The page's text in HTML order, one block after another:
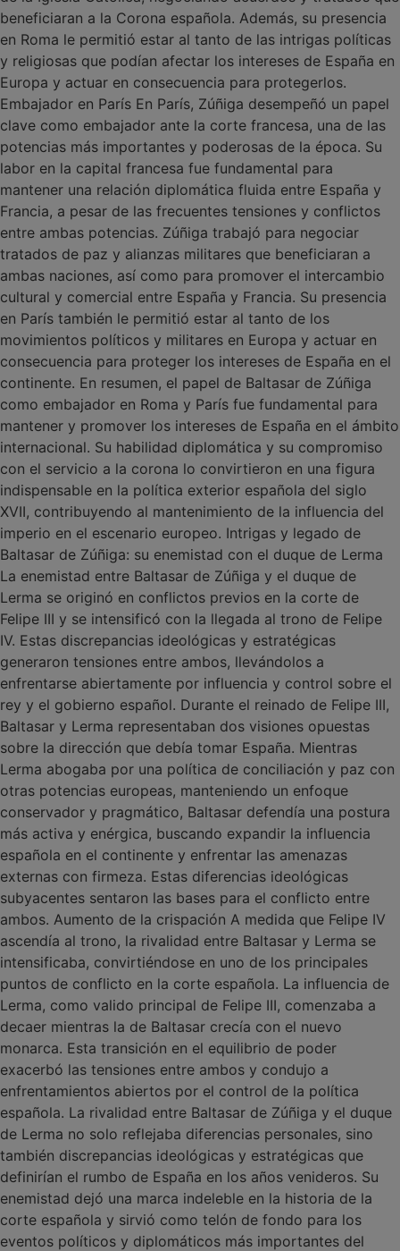
beneficiaran a la Corona española. Además, su presencia
en Roma le permitió estar al tanto de las intrigas políticas
y religiosas que podían afectar los intereses de España en
Europa y actuar en consecuencia para protegerlos.
Embajador en París En París, Zúñiga desempeñó un papel
clave como embajador ante la corte francesa, una de las
potencias más importantes y poderosas de la época. Su
labor en la capital francesa fue fundamental para
mantener una relación diplomática fluida entre España y
Francia, a pesar de las frecuentes tensiones y conflictos
entre ambas potencias. Zúñiga trabajó para negociar
tratados de paz y alianzas militares que beneficiaran a
ambas naciones, así como para promover el intercambio
cultural y comercial entre España y Francia. Su presencia
en París también le permitió estar al tanto de los
movimientos políticos y militares en Europa y actuar en
consecuencia para proteger los intereses de España en el
continente. En resumen, el papel de Baltasar de Zúñiga
como embajador en Roma y París fue fundamental para
mantener y promover los intereses de España en el ámbito
internacional. Su habilidad diplomática y su compromiso
con el servicio a la corona lo convirtieron en una figura
indispensable en la política exterior española del siglo
XVII, contribuyendo al mantenimiento de la influencia del
imperio en el escenario europeo. Intrigas y legado de
Baltasar de Zúñiga: su enemistad con el duque de Lerma
La enemistad entre Baltasar de Zúñiga y el duque de
Lerma se originó en conflictos previos en la corte de
Felipe III y se intensificó con la llegada al trono de Felipe
IV. Estas discrepancias ideológicas y estratégicas
generaron tensiones entre ambos, llevándolos a
enfrentarse abiertamente por influencia y control sobre el
rey y el gobierno español. Durante el reinado de Felipe III,
Baltasar y Lerma representaban dos visiones opuestas
sobre la dirección que debía tomar España. Mientras
Lerma abogaba por una política de conciliación y paz con
otras potencias europeas, manteniendo un enfoque
conservador y pragmático, Baltasar defendía una postura
más activa y enérgica, buscando expandir la influencia
española en el continente y enfrentar las amenazas
externas con firmeza. Estas diferencias ideológicas
subyacentes sentaron las bases para el conflicto entre
ambos. Aumento de la crispación A medida que Felipe IV
ascendía al trono, la rivalidad entre Baltasar y Lerma se
intensificaba, convirtiéndose en uno de los principales
puntos de conflicto en la corte española. La influencia de
Lerma, como valido principal de Felipe III, comenzaba a
decaer mientras la de Baltasar crecía con el nuevo
monarca. Esta transición en el equilibrio de poder
exacerbó las tensiones entre ambos y condujo a
enfrentamientos abiertos por el control de la política
española. La rivalidad entre Baltasar de Zúñiga y el duque
de Lerma no solo reflejaba diferencias personales, sino
también discrepancias ideológicas y estratégicas que
definirían el rumbo de España en los años venideros. Su
enemistad dejó una marca indeleble en la historia de la
corte española y sirvió como telón de fondo para los
eventos políticos y diplomáticos más importantes del